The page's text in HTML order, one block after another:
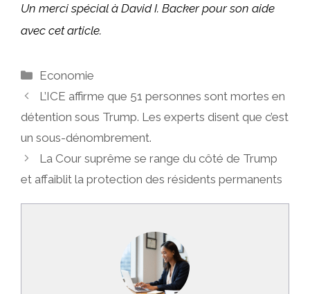
Un merci spécial à David I. Backer pour son aide
avec cet article.
Catégories
Economie
L’ICE affirme que 51 personnes sont mortes en
détention sous Trump. Les experts disent que c’est
un sous-dénombrement.
La Cour suprême se range du côté de Trump
et affaiblit la protection des résidents permanents